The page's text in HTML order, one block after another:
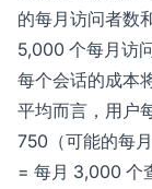
的每月访问者数
5,000 个每月访
每个会话的成本
平均而言，用户
750（可能的每
= 每月 3,000 个